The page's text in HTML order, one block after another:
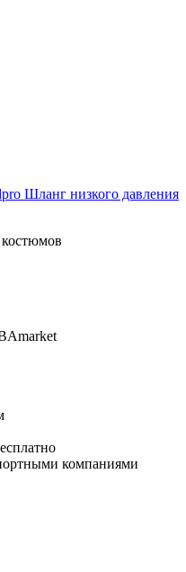
Шланг низкого давления
компаниями